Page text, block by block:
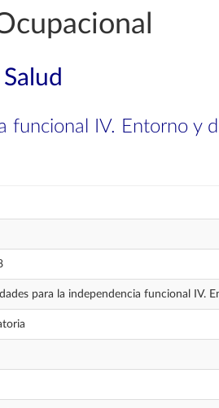
IV. Entorno y
para la independencia funcional IV.